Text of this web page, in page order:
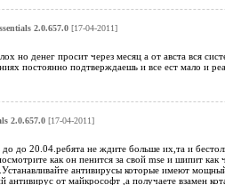
2.0.657.0[17-04-2011]
но денег просит через месяц а от авста вся
постоянно подтверждаешь и все ест мало и
2.0.657.0[17-04-2011]
до 20.04.ребята не ждите больше их,та и
как он пенится за свой mse и шипит
антивирусы которые имеют
от майкрософт ,а получаете взамен